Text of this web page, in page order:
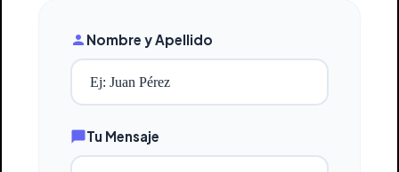
Nombre y Apellido
Tu Mensaje